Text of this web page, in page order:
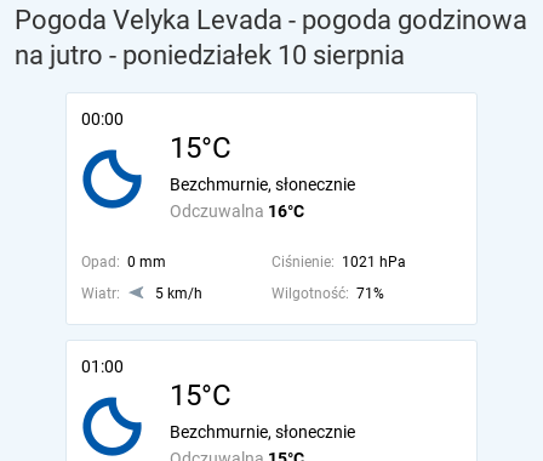
Pogoda Velyka Levada - pogoda godzinowa
na jutro - poniedziałek 10 sierpnia
00:00
15°C
Odczuwalna 16°C
Bezchmurnie, słonecznie
Opad: 0 mm Ciśnienie: 1021 hPa
Wiatr:
5 km/h Wilgotność: 71%
01:00
15°C
Bezchmurnie, słonecznie